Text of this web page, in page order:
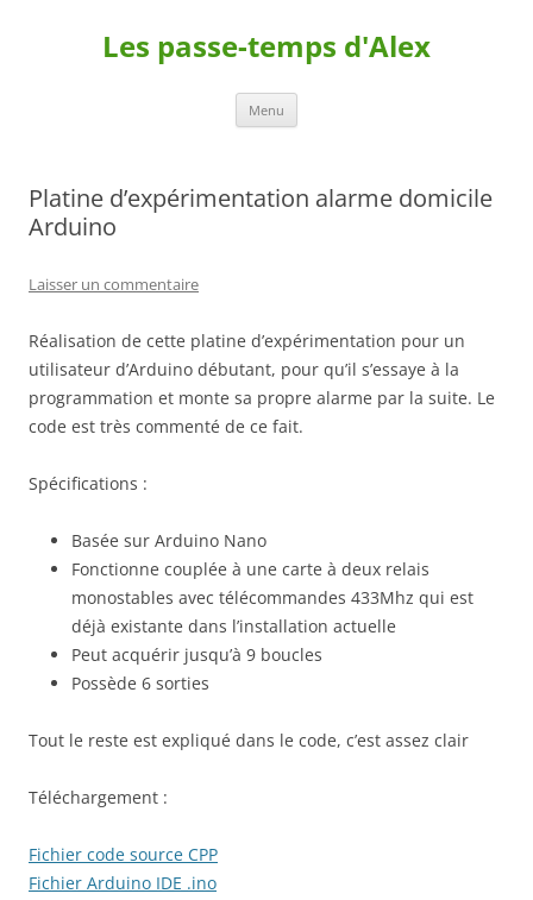
Les passe-temps d'Alex
Menu
Platine d’expérimentation alarme domicile
Arduino
Laisser un commentaire
Réalisation de cette platine d’expérimentation pour un
utilisateur d’Arduino débutant, pour qu’il s’essaye à la
programmation et monte sa propre alarme par la suite. Le
code est très commenté de ce fait.
Spécifications :
Basée sur Arduino Nano
Fonctionne couplée à une carte à deux relais
monostables avec télécommandes 433Mhz qui est
déjà existante dans l’installation actuelle
Peut acquérir jusqu’à 9 boucles
Possède 6 sorties
Tout le reste est expliqué dans le code, c’est assez clair
Téléchargement :
Fichier code source CPP
Fichier Arduino IDE .ino